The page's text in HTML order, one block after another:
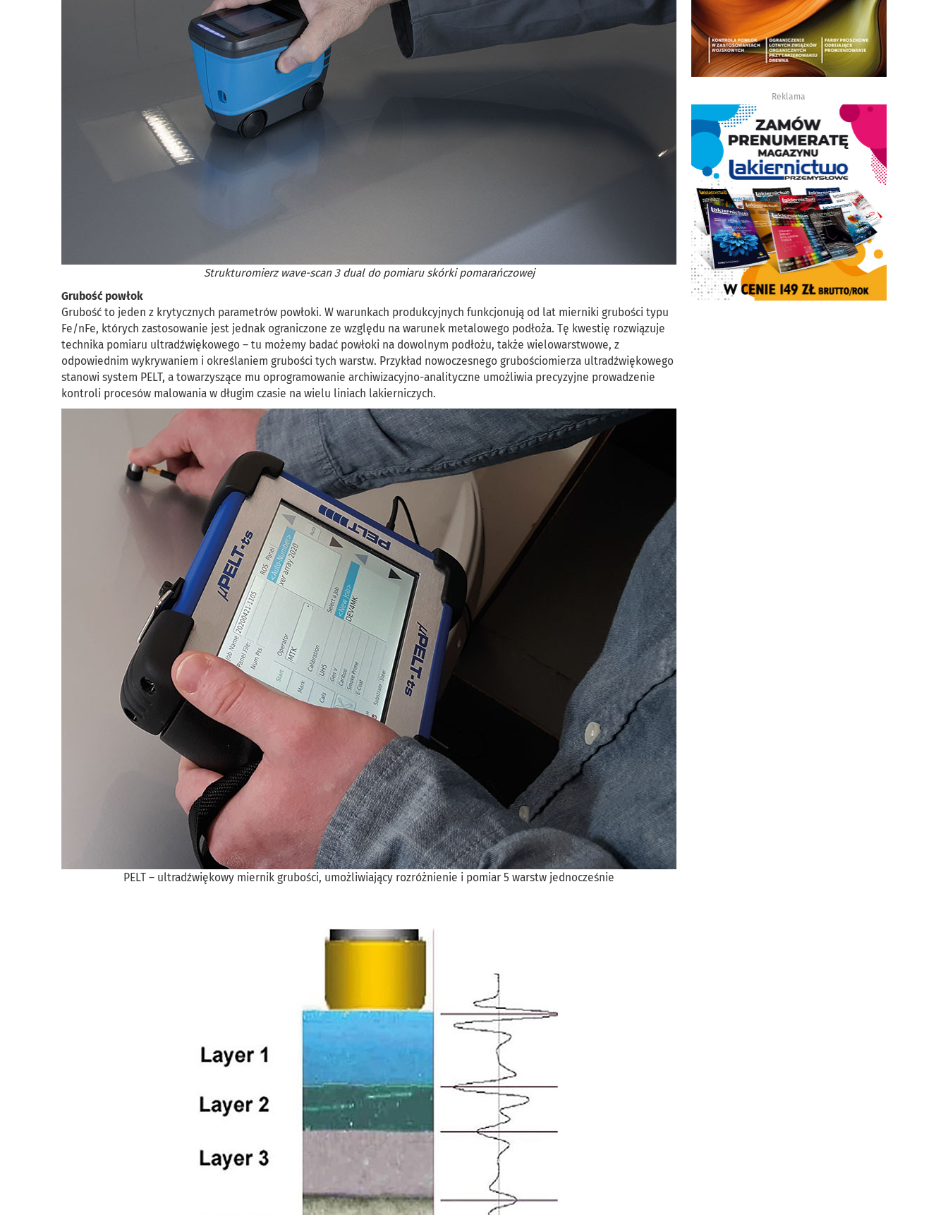
Strukturomierz wave-scan 3 dual do pomiaru skórki pomarańczowej
Grubość powłok
Grubość to jeden z krytycznych parametrów powłoki. W warunkach produkcyjnych funkcjonują od lat mierniki grubości typu
Fe/nFe, których zastosowanie jest jednak ograniczone ze względu na warunek metalowego podłoża. Tę kwestię rozwiązuje
technika pomiaru ultradźwiękowego – tu możemy badać powłoki na dowolnym podłożu, także wielowarstwowe, z
odpowiednim wykrywaniem i określaniem grubości tych warstw. Przykład nowoczesnego grubościomierza ultradźwiękowego
stanowi system PELT, a towarzyszące mu oprogramowanie archiwizacyjno-analityczne umożliwia precyzyjne prowadzenie
kontroli procesów malowania w długim czasie na wielu liniach lakierniczych.
PELT – ultradźwiękowy miernik grubości, umożliwiający rozróżnienie i pomiar 5 warstw jednocześnie
Reklama